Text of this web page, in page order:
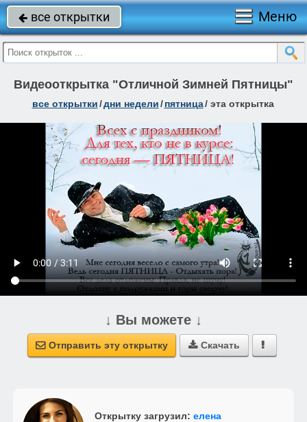
 все открытки Меню
Видеооткрытка "Отличной Зимней Пятницы"
все открытки/дни недели/ пятница/ эта открытка
↓ Вы можете ↓
 Отправить эту открытку  Скачать 
Открытку загрузил: елена